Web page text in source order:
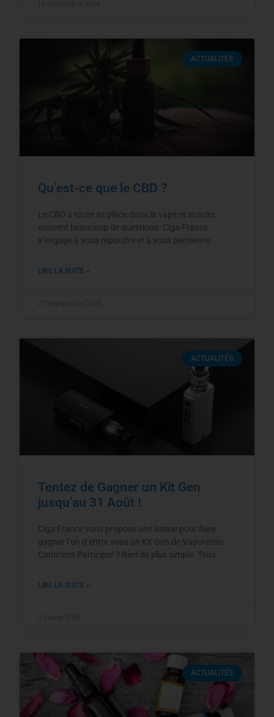
ACTUALITÉS
Qu’est-ce que le CBD ?
Le CBD a toute sa place dans la vape et suscite
souvent beaucoup de questions. Ciga France
s’engage à vous répondre et à vous permettre
LIRE LA SUITE »
ACTUALITÉS
Tentez de Gagner un Kit Gen
jusqu’au 31 Août !
Ciga France vous propose une loterie pour faire
gagner l’un d’entre vous un Kit Gen de Vaporesso.
Comment Participer ? Rien de plus simple. Tous
LIRE LA SUITE »
ACTUALITÉS